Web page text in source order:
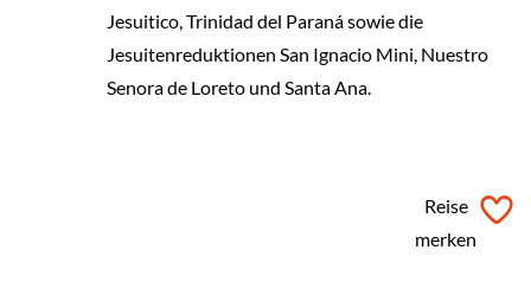
Jesuitico, Trinidad del Paraná sowie die
Jesuitenreduktionen San Ignacio Mini, Nuestro
Senora de Loreto und Santa Ana.
Reise
merken